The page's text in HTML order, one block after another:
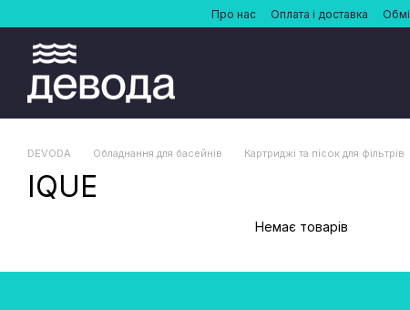
Перейти до основного контентуПро нас Оплата і доставка
DEVODA Обладнання для басейнів Картриджі та пісок для фільтрів
IQUE
Немає товарів